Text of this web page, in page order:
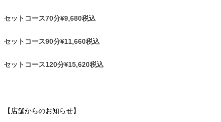
セットコース70分¥9,680税込
セットコース90分¥11,660税込
セットコース120分¥15,620税込
【店舗からのお知らせ】